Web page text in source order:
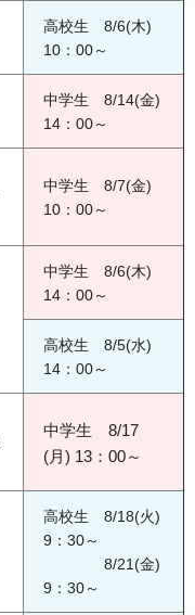
高校生 8/6(木)
10：00～
中学生 8/14(金)
14：00～
中学生 8/7(金)
10：00～
中学生 8/6(木)
14：00～
高校生 8/5(水)
14：00～
中学生 8/17
(月) 13：00～
高校生 8/18(火)
9：30～
8/21(金)
9：30～